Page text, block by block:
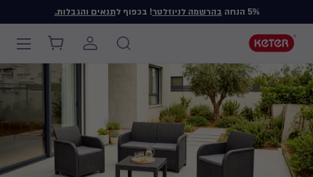
Skip
to
main
content
5% הנחה בהרשמה לניוזלטר! בכפוף לתנאים והגבלות.
Main
navigation